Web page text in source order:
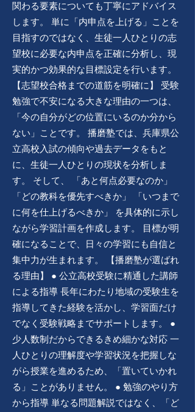
関わる要素についても丁寧にアドバイス
します。 単に「内申点を上げる」ことを
目指すのではなく、生徒一人ひとりの志
望校に必要な内申点を正確に分析し、現
実的かつ効果的な目標設定を行います。
【志望校合格までの道筋を明確に】 受験
勉強で不安になる大きな理由の一つは、
「今の自分がどの位置にいるのか分から
ない」ことです。 播磨塾では、兵庫県公
立高校入試の傾向や過去データをもと
に、生徒一人ひとりの現状を分析しま
す。 そして、 「あと何点必要なのか」
「どの教科を優先すべきか」 「いつまで
に何を仕上げるべきか」 を具体的に示し
ながら学習計画を作成します。 目標が明
確になることで、日々の学習にも自信と
集中力が生まれます。 【播磨塾が選ばれ
る理由】 ● 公立高校受験に精通した講師
による指導 長年にわたり地域の受験生を
指導してきた経験を活かし、学習面だけ
でなく受験戦略までサポートします。 ●
少人数制だからできるきめ細かな対応 一
人ひとりの理解度や学習状況を把握しな
がら授業を進めるため、「置いていかれ
る」ことがありません。 ● 勉強のやり方
から指導 単なる問題解説ではなく、「ど